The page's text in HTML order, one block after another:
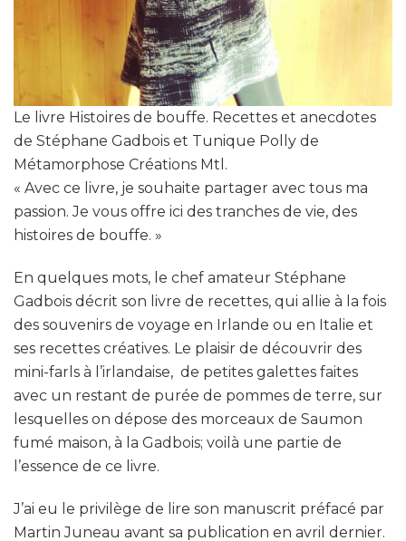
Le livre Histoires de bouffe. Recettes et anecdotes
de Stéphane Gadbois et Tunique Polly de
Métamorphose Créations Mtl.
« Avec ce livre, je souhaite partager avec tous ma
passion. Je vous offre ici des tranches de vie, des
histoires de bouffe. »
En quelques mots, le chef amateur Stéphane
Gadbois décrit son livre de recettes, qui allie à la fois
des souvenirs de voyage en Irlande ou en Italie et
ses recettes créatives. Le plaisir de découvrir des
mini-farls à l’irlandaise, de petites galettes faites
avec un restant de purée de pommes de terre, sur
lesquelles on dépose des morceaux de Saumon
fumé maison, à la Gadbois; voilà une partie de
l’essence de ce livre.
J’ai eu le privilège de lire son manuscrit préfacé par
Martin Juneau avant sa publication en avril dernier.